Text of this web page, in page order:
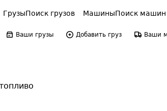
ГрузыПоиск грузов МашиныПоиск машин
Ваши грузы Добавить груз Ваши